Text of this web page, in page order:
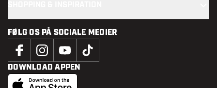
FØLG OS PÅ SOCIALE MEDIER
DOWNLOAD APPEN